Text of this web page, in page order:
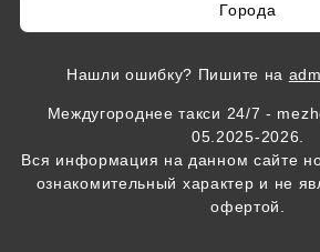
Города
Нашли ошибку? Пишите на
Междугороднее такси 24/7 -
05.2025-2026.
Вся информация на данном сайте
ознакомительный характер и не
офертой.